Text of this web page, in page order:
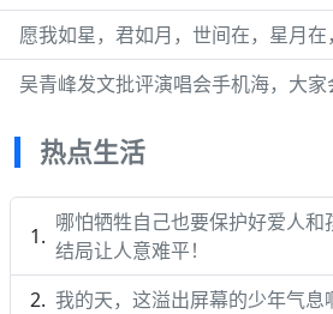
愿我如星，君如月，世间在，星月在
吴青峰发文批评演唱会手机海，大
热点生活
哪怕牺牲自己也要保护好爱人和
结局让人意难平！
我的天，这溢出屏幕的少年气息